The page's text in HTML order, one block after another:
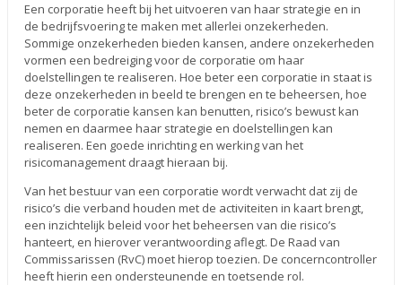
Een corporatie heeft bij het uitvoeren van haar strategie en in
de bedrijfsvoering te maken met allerlei onzekerheden.
Sommige onzekerheden bieden kansen, andere onzekerheden
vormen een bedreiging voor de corporatie om haar
doelstellingen te realiseren. Hoe beter een corporatie in staat is
deze onzekerheden in beeld te brengen en te beheersen, hoe
beter de corporatie kansen kan benutten, risico’s bewust kan
nemen en daarmee haar strategie en doelstellingen kan
realiseren. Een goede inrichting en werking van het
risicomanagement draagt hieraan bij.
Van het bestuur van een corporatie wordt verwacht dat zij de
risico’s die verband houden met de activiteiten in kaart brengt,
een inzichtelijk beleid voor het beheersen van die risico’s
hanteert, en hierover verantwoording aflegt. De Raad van
Commissarissen (RvC) moet hierop toezien. De concerncontroller
heeft hierin een ondersteunende en toetsende rol.